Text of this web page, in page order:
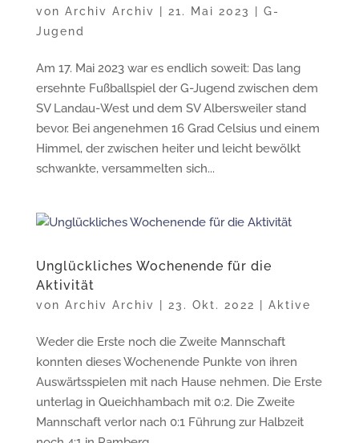
von Archiv Archiv 21. Mai 2023
G-
Jugend
Am 17. Mai 2023 war es endlich soweit: Das lang
ersehnte Fußballspiel der G-Jugend zwischen dem
SV Landau-West und dem SV Albersweiler stand
bevor. Bei angenehmen 16 Grad Celsius und einem
Himmel, der zwischen heiter und leicht bewölkt
schwankte, versammelten sich...
Unglückliches Wochenende für die
Aktivität
von Archiv Archiv 23. Okt. 2022 Aktive
Weder die Erste noch die Zweite Mannschaft
konnten dieses Wochenende Punkte von ihren
Auswärtsspielen mit nach Hause nehmen. Die Erste
unterlag in Queichhambach mit 0:2. Die Zweite
Mannschaft verlor nach 0:1 Führung zur Halbzeit